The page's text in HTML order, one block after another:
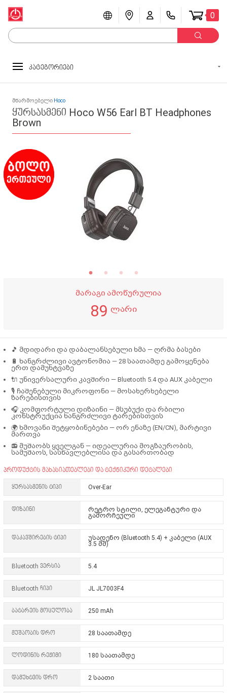
0
კატეგორიები
მწარმოებელი Hoco
ყურსასმენი Hoco W56 Earl BT Headphones
Brown
მარაგი ამოწურულია
89 ლარი
🎵 მდიდარი და დაბალანსებული ხმა — ღრმა ბასები
🔋 ხანგრძლივი ავტონომია — 28 საათამდე გამოყენება
ერთ დამუხტვაზე
🔌 უნივერსალური კავშირი— Bluetooth 5.4 და AUX კაბელი
🎙 ჩაშენებული მიკროფონი— მოსახერხებელი
ზარებისთვის
🎧 კომფორტული დიზაინი— მსუბუქი და რბილი
კონსტრუქცია ხანგრძლივი ტარებისთვის
🌍 ხმოვანი შეტყობინებები— ორ ენაზე (EN/CN), მარტივი
მართვა
📻 მუშაობს ყველგან— იდეალურია მოგზაურობის,
სამუშაოს, სასწავლებლისა და გასართობად
პროდუქტის მახასიათებლები და ტექნიკური დეტალები
ყურსასმენის ტიპი Over-Ear
დიზაინი
რეტრო სტილი, ელეგანტური და
გამორჩეული
დაკავშირების ტიპი
უსადენო (Bluetooth 5.4) + კაბელი (AUX
3.5 მმ)
Bluetooth ვერსია 5.4
Bluetooth ჩიპი JL JL7003F4
ბატარეის მოცულობა 250 mAh
მუშაობის დრო 28 საათამდე
ლოდინის რეჟიმი 180 საათამდე
დამუხტვის დრო 2 საათი